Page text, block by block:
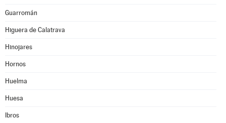
Guarromán
Higuera de Calatrava
Hinojares
Hornos
Huelma
Huesa
Ibros